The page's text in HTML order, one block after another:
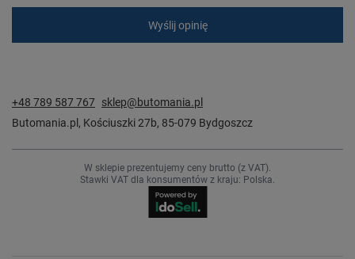
Wyślij opinię
+48 789 587 767 sklep@butomania.pl
Butomania.pl , Kościuszki 27b, 85-079 Bydgoszcz
W sklepie prezentujemy ceny brutto (z VAT).
Stawki VAT dla konsumentów z kraju: Polska.